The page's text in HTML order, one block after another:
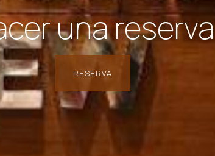
una reserva
RESERVA